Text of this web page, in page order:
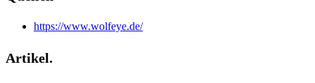
https://www.wolfeye.de/
Artikel.